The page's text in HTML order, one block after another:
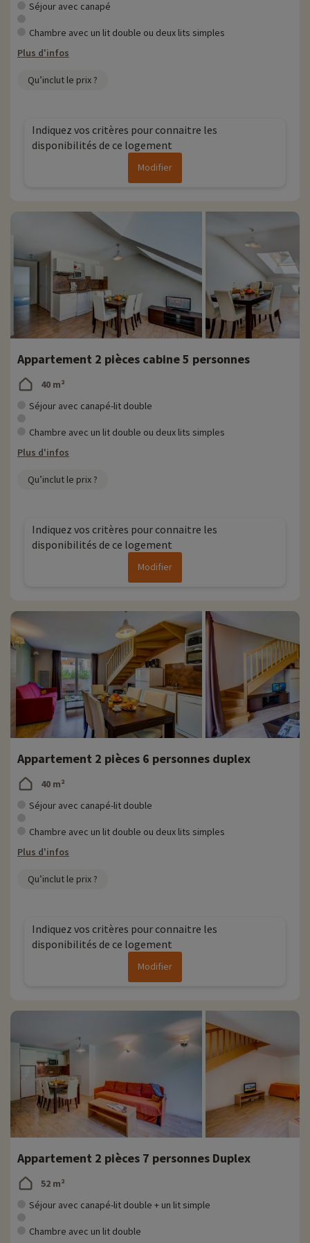
travers la forêt du Massif des Bauges
› Qualité des pistes, points de vue remarquables, environnement
› Ski alpin : 50km de pistes tous niveaux
› Toute l'année : nombreuses activités proposées en station
• Animaux de compagnie acceptés, en supplément
Séjour avec canapé
Chambre avec un lit double ou deux lits simples
Plus d'infos
Qu’inclut le prix ?
Indiquez vos critères pour connaitre les
disponibilités de ce logement
Modifier
Appartement 2 pièces cabine 5 personnes
40 m²
Séjour avec canapé-lit double
Chambre avec un lit double ou deux lits simples
Plus d'infos
Qu’inclut le prix ?
Indiquez vos critères pour connaitre les
disponibilités de ce logement
Modifier
Appartement 2 pièces 6 personnes duplex
40 m²
Séjour avec canapé-lit double
Chambre avec un lit double ou deux lits simples
Plus d'infos
Qu’inclut le prix ?
Indiquez vos critères pour connaitre les
disponibilités de ce logement
Modifier
Appartement 2 pièces 7 personnes Duplex
52 m²
Séjour avec canapé-lit double + un lit simple
Chambre avec un lit double